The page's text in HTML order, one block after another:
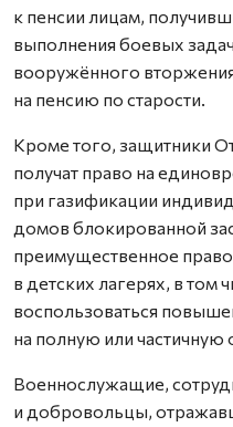
к пенсии лицам,
выполнения боевых
вооружённого
на пенсию по старости.
Кроме того, защитники
получат право на
при газификации
домов блокированной
преимущественное
в детских лагерях, в том
воспользоваться
на полную или частичную
Военнослужащие,
и добровольцы,